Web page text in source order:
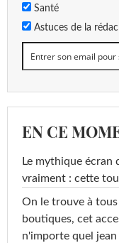
Santé
Astuces de la rédac
EN CE
Le mythique
vraiment : cette
On le trouve à
boutiques, cet
n'importe quel jean